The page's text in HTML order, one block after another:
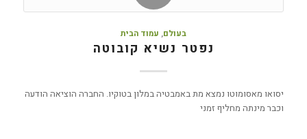
בעולם, עמוד הבית
נפטר נשיא קובוטה
יסואו מאסומוטו נמצא מת באמבטיה במלון בטוקיו. החברה הוציאה הודעה
וכבר מינתה מחליף זמני